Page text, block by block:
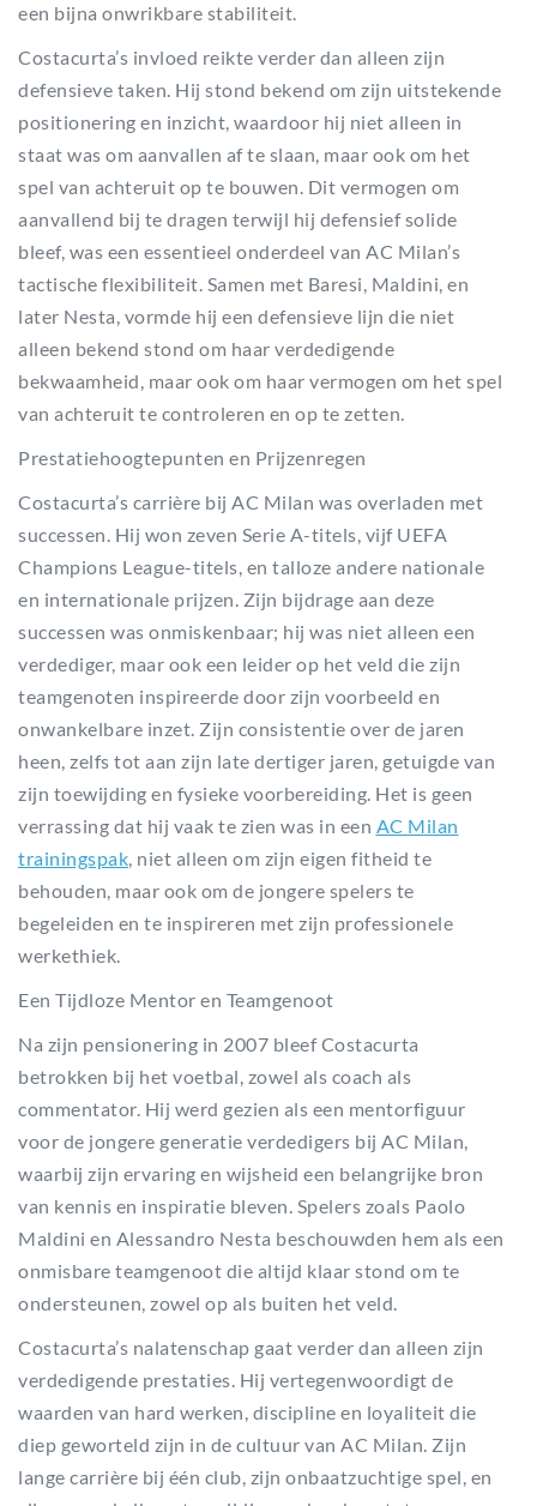
een bijna onwrikbare stabiliteit.
Costacurta’s invloed reikte verder dan alleen zijn
defensieve taken. Hij stond bekend om zijn uitstekende
positionering en inzicht, waardoor hij niet alleen in
staat was om aanvallen af te slaan, maar ook om het
spel van achteruit op te bouwen. Dit vermogen om
aanvallend bij te dragen terwijl hij defensief solide
bleef, was een essentieel onderdeel van AC Milan’s
tactische flexibiliteit. Samen met Baresi, Maldini, en
later Nesta, vormde hij een defensieve lijn die niet
alleen bekend stond om haar verdedigende
bekwaamheid, maar ook om haar vermogen om het spel
van achteruit te controleren en op te zetten.
Prestatiehoogtepunten en Prijzenregen
Costacurta’s carrière bij AC Milan was overladen met
successen. Hij won zeven Serie A-titels, vijf UEFA
Champions League-titels, en talloze andere nationale
en internationale prijzen. Zijn bijdrage aan deze
successen was onmiskenbaar; hij was niet alleen een
verdediger, maar ook een leider op het veld die zijn
teamgenoten inspireerde door zijn voorbeeld en
onwankelbare inzet. Zijn consistentie over de jaren
heen, zelfs tot aan zijn late dertiger jaren, getuigde van
zijn toewijding en fysieke voorbereiding. Het is geen
verrassing dat hij vaak te zien was in een AC Milan
trainingspak, niet alleen om zijn eigen fitheid te
behouden, maar ook om de jongere spelers te
begeleiden en te inspireren met zijn professionele
werkethiek.
Een Tijdloze Mentor en Teamgenoot
Na zijn pensionering in 2007 bleef Costacurta
betrokken bij het voetbal, zowel als coach als
commentator. Hij werd gezien als een mentorfiguur
voor de jongere generatie verdedigers bij AC Milan,
waarbij zijn ervaring en wijsheid een belangrijke bron
van kennis en inspiratie bleven. Spelers zoals Paolo
Maldini en Alessandro Nesta beschouwden hem als een
onmisbare teamgenoot die altijd klaar stond om te
ondersteunen, zowel op als buiten het veld.
Costacurta’s nalatenschap gaat verder dan alleen zijn
verdedigende prestaties. Hij vertegenwoordigt de
waarden van hard werken, discipline en loyaliteit die
diep geworteld zijn in de cultuur van AC Milan. Zijn
lange carrière bij één club, zijn onbaatzuchtige spel, en